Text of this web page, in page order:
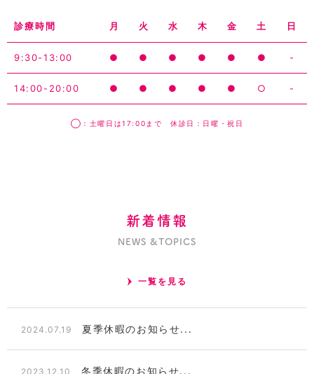
診療時間 月 火 水 木 金 土 日
9:30-13:00 ● ● ● ● ● ● -
14:00-20:00 ● ● ● ● ● ○ -
◯：土曜日は17:00まで 休診日：日曜・祝日
新着情報
NEWS &TOPICS
一覧を見る
2024.07.19 夏季休暇のお知らせ...
2023.12.10 冬季休暇のお知らせ...